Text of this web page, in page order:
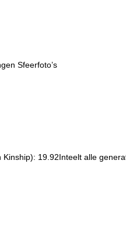
Sfeerfoto’s
19.92Inteelt alle